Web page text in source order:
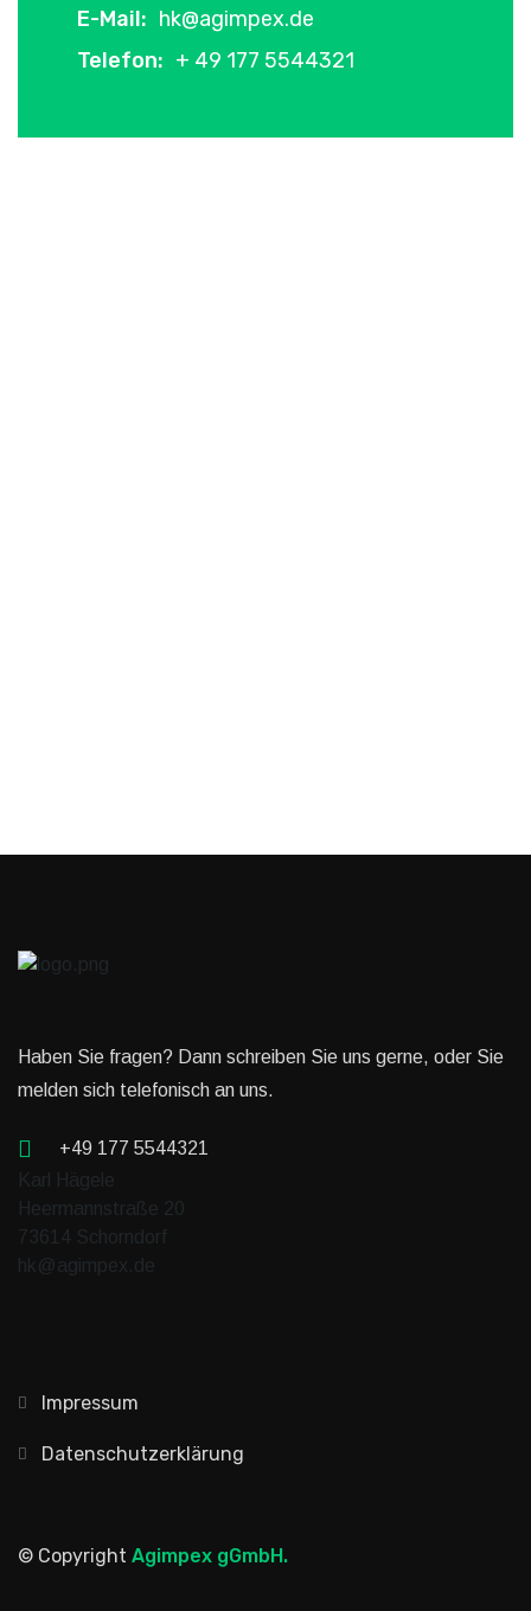
E-Mail: hk@agimpex.de
Telefon: + 49 177 5544321
Haben Sie fragen? Dann schreiben Sie uns gerne, oder Sie
melden sich telefonisch an uns.
+49 177 5544321
Karl Hägele
Heermannstraße 20
73614 Schorndorf
hk@agimpex.de
Impressum
Datenschutzerklärung
© Copyright Agimpex gGmbH.